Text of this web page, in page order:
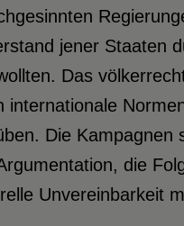
jener Staaten
Das
internationale
Die
die
Unvereinbarkeit